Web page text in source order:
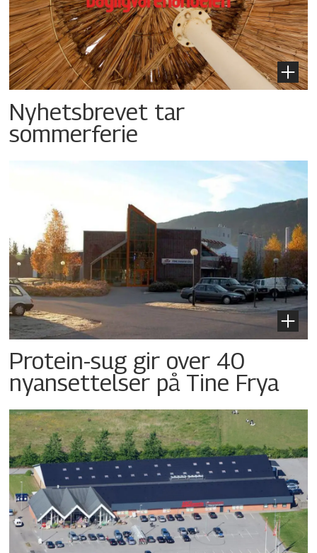
Nyhetsbrevet tar
sommerferie
Protein-sug gir over 40
nyansettelser på Tine Frya